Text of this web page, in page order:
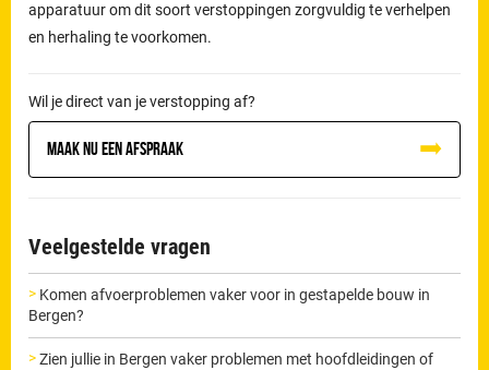
apparatuur om dit soort verstoppingen zorgvuldig te verhelpen
en herhaling te voorkomen.
Wil je direct van je verstopping af?
Maak nu een afspraak
Veelgestelde vragen
Komen afvoerproblemen vaker voor in gestapelde bouw in
Bergen?
Zien jullie in Bergen vaker problemen met hoofdleidingen of